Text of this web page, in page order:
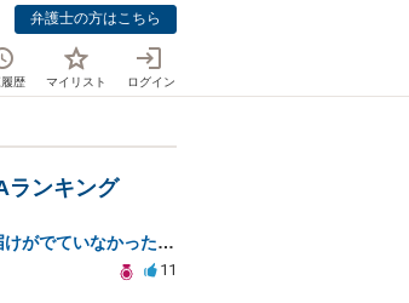
弁護士の方はこちら
歴 マイリスト ログイン
ランキング
自首するも被害届けがでていなかった場合
11